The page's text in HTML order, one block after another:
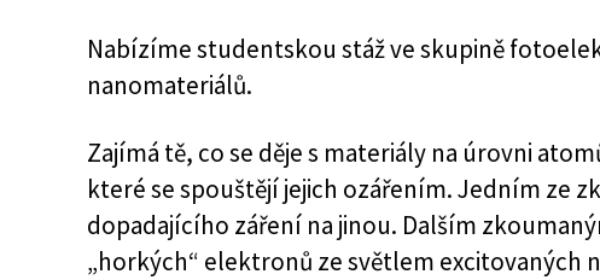
Nabízíme studentskou stáž ve skupině
nanomateriálů.
Zajímá tě, co se děje s materiály na úrovni
které se spouštějí jejich ozářením. Jedním ze
dopadajícího záření na jinou. Dalším
„horkých“ elektronů ze světlem excitovaných